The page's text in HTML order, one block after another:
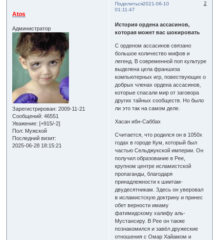
Поделиться 2
2021-06-10
01:11:47
Atos
Администратор
Зарегистрирован: 2009-11-21
Сообщений: 46551
Уважение: [+915/-2]
Пол: Мужской
Последний визит:
2025-06-28 18:15:21
История ордена ассасинов,
которая может вас шокировать
С орденом ассасинов связано
большое количество мифов и
легенд. В современной поп культуре
выделена цела франшиза
компьютерных игр, повествующих о
добрых членах ордена ассасинов,
которые спасали мир от заговора
других тайных сообществ. Но было
ли это так на самом деле.
Хасан ибн-Саббах
Считается, что родился он в 1050х
годах в городе Кум, который был
частью Сельджукской империи. Он
получил образование в Рее,
крупном центре исламистской
пропаганды, благодаря
принадлежности к шиитам-
двудесятникам. Здесь он уверовал
в исламистскую доктрину и принес
обет верности имаму
фатимидскому халифу аль-
Мустансиру. В Рее он также
познакомился и завёл дружеские
отношения с Омар Хайамом и